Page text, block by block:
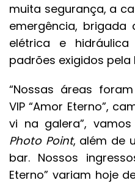
muita segurança, a
emergência, brigada
elétrica e
padrões exigidos pela
“Nossas áreas
VIP “Amor Eterno”,
vi na galera”,
Photo Point, além de
bar. Nossos
Eterno” variam hoje